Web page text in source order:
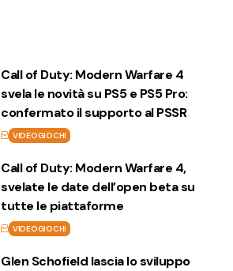
Call of Duty: Modern Warfare 4
svela le novità su PS5 e PS5 Pro:
confermato il supporto al PSSR
VIDEOGIOCHI
Call of Duty: Modern Warfare 4,
svelate le date dell’open beta su
tutte le piattaforme
VIDEOGIOCHI
Glen Schofield lascia lo sviluppo